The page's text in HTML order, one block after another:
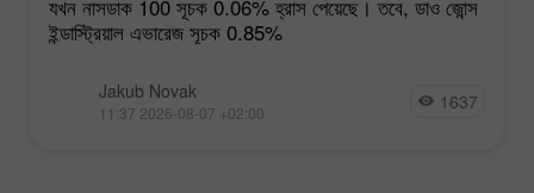
যখন নাসডাক 100 সূচক 0.06% হ্রাস পেয়েছে। তবে, ডাও জোন্স
ইন্ডাস্ট্রিয়াল এভারেজ সূচক 0.85%
Jakub Novak
11:37 2026-08-07 +02:00 1637